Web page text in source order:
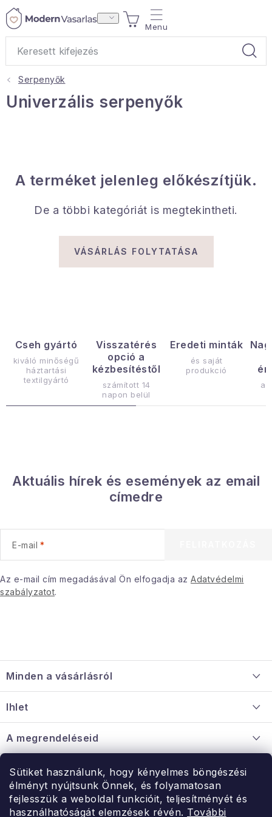
Sütiket használunk, hogy kényelmes böngészési
élményt nyújtsunk Önnek, és folyamatosan
fejlesszük a weboldal funkcióit, teljesítményét és
használhatóságát elemzések révén. További
Ugrás
KOSÁR
Ajándékok
Lakástextil
Háztartás
Hobbi és kert
Sport és szabadban
Gyermekeknek
Sziasztok, hív a nyár.
Karácsonyi esemény
Januári akció
Veľkoobchodná spolupráca
Érintkezés
Rólunk
Serpenyők
Univerzális serpenyők
A terméket jelenleg előkészítjük.
De a többi kategóriát is megtekintheti.
VÁSÁRLÁS FOLYTATÁSA
Cseh gyártó
kiváló minőségű
háztartási
textilgyártó
Visszatérés
opció a
kézbesítéstől
számított 14
napon belül
Eredeti minták
és saját
produkció
Aktuális hírek és események az email
címedre
E-mail
Az e-mail cím megadásával Ön elfogadja az Adatvédelmi
szabályzatot.
á
b
é
c
Minden a vásárlásról
Információ a mellékletről
Nagykereskedelmi együttműködés
Ihlet
A megrendeléseid
Érintkezés
Rendelésem
Érintkezés
Hé-Pé: 9:00-15:00